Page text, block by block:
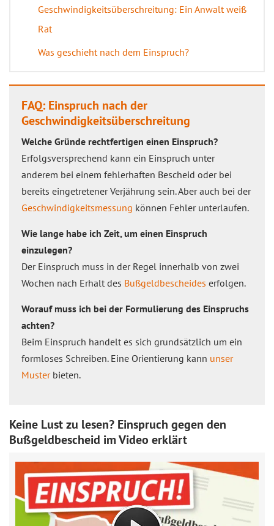
Geschwindigkeitsüberschreitung: Ein Anwalt weiß
Rat
Was geschieht nach dem Einspruch?
FAQ: Einspruch nach der
Geschwindigkeitsüberschreitung
Welche Gründe rechtfertigen einen Einspruch?
Erfolgsversprechend kann ein Einspruch unter
anderem bei einem fehlerhaften Bescheid oder bei
bereits eingetretener Verjährung sein. Aber auch bei der
Geschwindigkeitsmessung können Fehler unterlaufen.
Wie lange habe ich Zeit, um einen Einspruch
einzulegen?
Der Einspruch muss in der Regel innerhalb von zwei
Wochen nach Erhalt des Bußgeldbescheides erfolgen.
Worauf muss ich bei der Formulierung des Einspruchs
achten?
Beim Einspruch handelt es sich grundsätzlich um ein
formloses Schreiben. Eine Orientierung kann unser
Musterbieten.
Keine Lust zu lesen? Einspruch gegen den
Bußgeldbescheid im Video erklärt